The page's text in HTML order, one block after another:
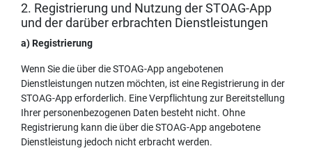
2. Registrierung und Nutzung der STOAG-App
und der darüber erbrachten Dienstleistungen
a) Registrierung
Wenn Sie die über die STOAG-App angebotenen
Dienstleistungen nutzen möchten, ist eine Registrierung in der
STOAG-App erforderlich. Eine Verpflichtung zur Bereitstellung
Ihrer personenbezogenen Daten besteht nicht. Ohne
Registrierung kann die über die STOAG-App angebotene
Dienstleistung jedoch nicht erbracht werden.